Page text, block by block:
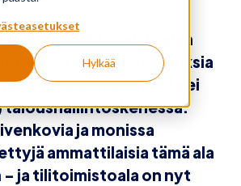
Hylkää
kovimmat tilitoimistoalan
2018? TOP-listauksia
muulla alalla, mutta ei
taloushallintoskenessä.
ja monissa
ammattilaisia tämä ala
- ja tilitoimistoala on nyt